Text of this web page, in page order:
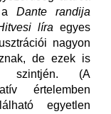
a Dante randija
líra egyes
nagyon
de ezek is
szintjén. (A
értelemben
egyetlen